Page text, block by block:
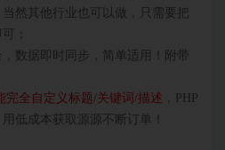
然其他行业也可以做，只需要把
；
数据即时同步，简单适用！附带
完全自定义标题/关键词/描述 ，PHP
低成本获取源源不断订单！